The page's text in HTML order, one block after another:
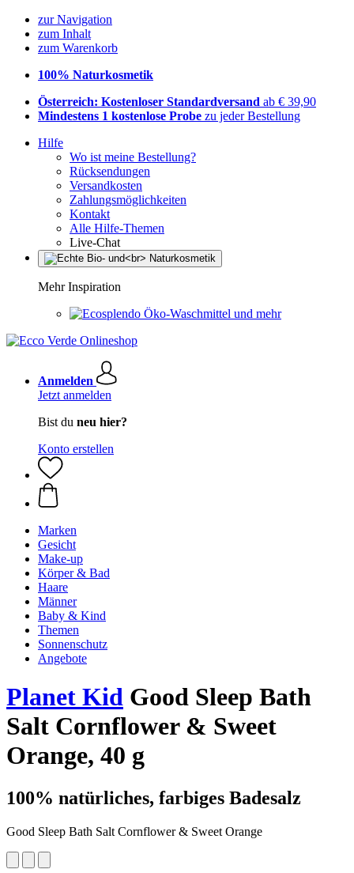
zur Navigation
zum Inhalt
zum Warenkorb
100% Naturkosmetik
Österreich: Kostenloser Standardversand ab € 39,90
Mindestens 1 kostenlose Probe zu jeder Bestellung
Hilfe
Wo ist meine Bestellung?
Rücksendungen
Versandkosten
Zahlungsmöglichkeiten
Kontakt
Alle Hilfe-Themen
Live-Chat
Mehr Inspiration
Öko-Waschmittel und mehr
Anmelden
Jetzt anmelden
Bist du neu hier?
Konto erstellen
Marken
Gesicht
Make-up
Körper & Bad
Haare
Männer
Baby & Kind
Themen
Sonnenschutz
Angebote
Planet Kid Good Sleep Bath
Salt Cornflower & Sweet
Orange, 40 g
100% natürliches, farbiges Badesalz
Good Sleep Bath Salt Cornflower & Sweet Orange